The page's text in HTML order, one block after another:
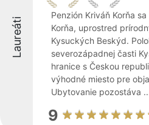
Laureáti
Penzión Kriváň Korňa
Korňa, uprostred
Kysuckých Beskýd.
severozápadnej časti
hranice s Českou
výhodné miesto pre
Ubytovanie pozostáva
9